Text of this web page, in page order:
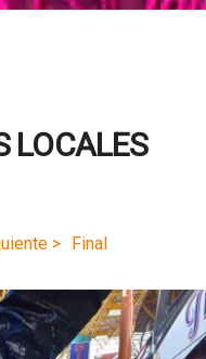
LOCALES
> Final